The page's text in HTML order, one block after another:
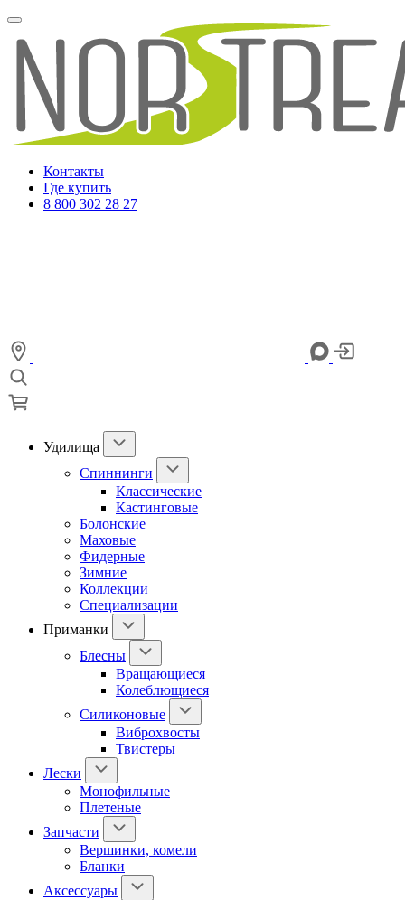
Контакты
Где купить
8 800 302 28 27
Удилища
Спиннинги
Классические
Кастинговые
Болонские
Маховые
Фидерные
Зимние
Коллекции
Специализации
Приманки
Блесны
Вращающиеся
Колеблющиеся
Силиконовые
Виброхвосты
Твистеры
Лески
Монофильные
Плетеные
Запчасти
Вершинки, комели
Бланки
Аксессуары